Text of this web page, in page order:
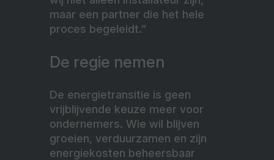
maar een partner die het hele
proces begeleidt.”
De regie nemen
De energietransitie is geen
vrijblijvende keuze meer voor
ondernemers. Wie wil blijven
groeien, verduurzamen en zijn
energiekosten beheersbaar